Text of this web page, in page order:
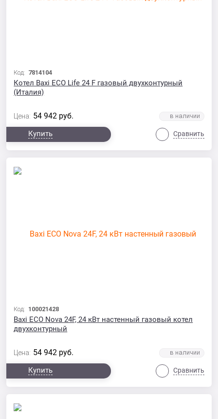
Код: 7814104
Котел Baxi ECO Life 24 F газовый двухконтурный
(Италия)
Цена: 54 942 руб.
Купить Сравнить
Код: 100021428
Baxi ECO Nova 24F, 24 кВт настенный газовый котел
двухконтурный
Цена: 54 942 руб.
Купить Сравнить